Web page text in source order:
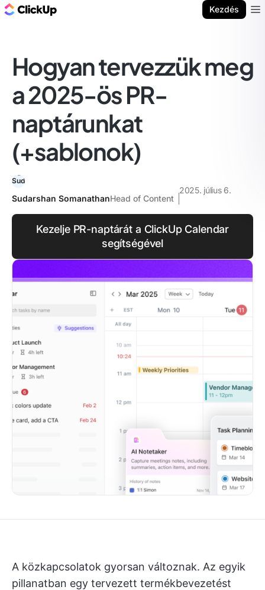
Kezdés
Hogyan tervezzük meg
a 2025-ös PR-
naptárunkat
(+sablonok)
Sudarshan SomanathanHead of Content
2025. július 6.
Kezelje PR-naptárát a ClickUp Calendar
segítségével
A közkapcsolatok gyorsan változnak. Az egyik
pillanatban egy tervezett termékbevezetést